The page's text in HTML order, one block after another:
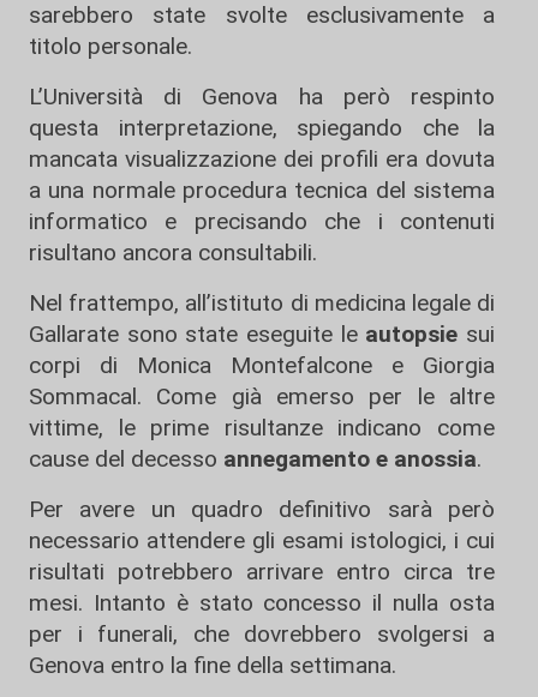
sarebbero state svolte esclusivamente a
titolo personale.
L’Università di Genova ha però respinto
questa interpretazione, spiegando che la
mancata visualizzazione dei profili era dovuta
a una normale procedura tecnica del sistema
informatico e precisando che i contenuti
risultano ancora consultabili.
Nel frattempo, all’istituto di medicina legale di
Gallarate sono state eseguite le autopsie sui
corpi di Monica Montefalcone e Giorgia
Sommacal. Come già emerso per le altre
vittime, le prime risultanze indicano come
cause del decesso annegamento e anossia.
Per avere un quadro definitivo sarà però
necessario attendere gli esami istologici, i cui
risultati potrebbero arrivare entro circa tre
mesi. Intanto è stato concesso il nulla osta
per i funerali, che dovrebbero svolgersi a
Genova entro la fine della settimana.